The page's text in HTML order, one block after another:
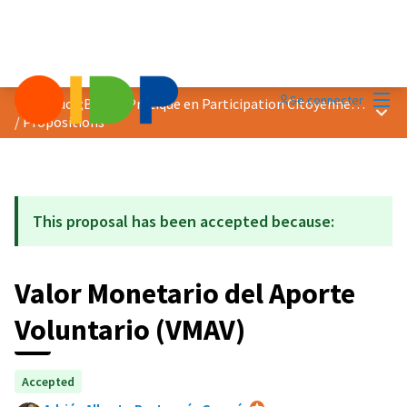
Se connecter
Prix &quot;Bonne Pratique en Participation Citoyenne&quot; 2018
/Propositions
This proposal has been accepted because:
Valor Monetario del Aporte
Voluntario (VMAV)
Accepted